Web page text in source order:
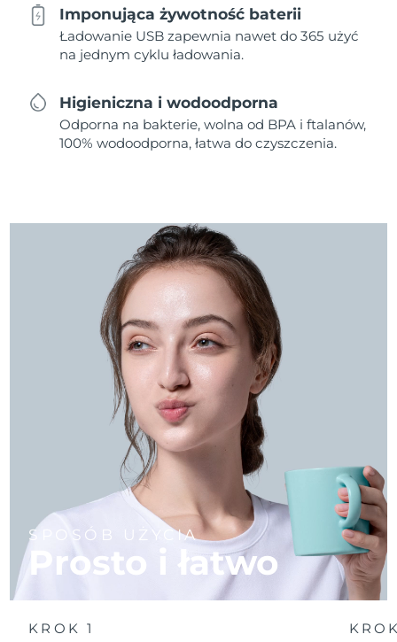
Imponująca żywotność baterii
Ładowanie USB zapewnia nawet do 365 użyć
na jednym cyklu ładowania.
Higieniczna i wodoodporna
Odporna na bakterie, wolna od BPA i ftalanów,
100% wodoodporna, łatwa do czyszczenia.
SPOSÓB UŻYCIA
Prosto i łatwo
KROK 1